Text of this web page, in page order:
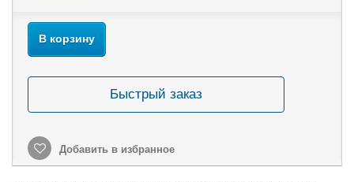
В корзину
Быстрый заказ
Добавить в избранное